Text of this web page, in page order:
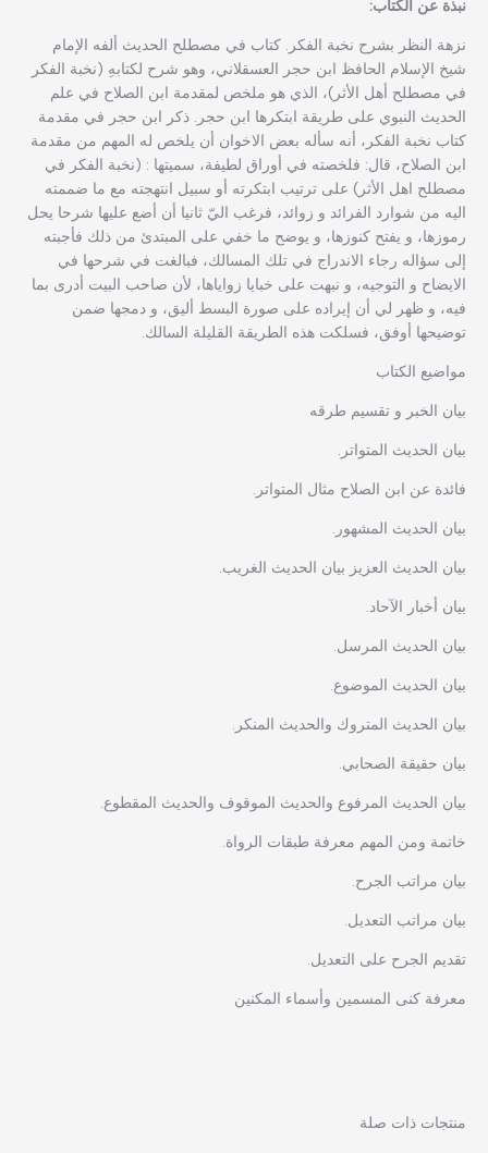
نبذة عن الكتاب:
نزهة النظر بشرح نخبة الفكر. كتاب في مصطلح الحديث ألفه الإمام
شيخ الإسلام الحافظ ابن حجر العسقلاني، وهو شرح لكتابهِ (نخبة الفكر
في مصطلح أهل الأثر)، الذي هو ملخص لمقدمة ابن الصلاح في علم
الحديث النبوي على طريقة ابتكرها ابن حجر. ذكر ابن حجر في مقدمة
كتاب نخبة الفكر، أنه سأله بعض الاخوان أن يلخص له المهم من مقدمة
ابن الصلاح، قال: فلخصته في أوراق لطيفة، سميتها : (نخبة الفكر في
مصطلح اهل الأثر) على ترتيب ابتكرته أو سبيل انتهجته مع ما ضممته
اليه من شوارد الفرائد و زوائد، فرغب اليّ ثانيا أن أضع عليها شرحا يحل
رموزها، و يفتح كنوزها، و يوضح ما خفي على المبتدئ من ذلك فأجبته
إلى سؤاله رجاء الاندراج في تلك المسالك، فبالغت في شرحها في
الايضاح و التوجيه، و نبهت على خبايا زواياها، لأن صاحب البيت أدرى بما
فيه، و ظهر لي أن إيراده على صورة البسط أليق، و دمجها ضمن
توضيحها أوفق، فسلكت هذه الطريقة القليلة السالك.
مواضيع الكتاب
بيان الخبر و تقسيم طرقه
بيان الحديث المتواتر.
فائدة عن ابن الصلاح مثال المتواتر.
بيان الحديث المشهور.
بيان الحديث العزيز بيان الحديث الغريب.
بيان أخبار الآحاد.
بيان الحديث المرسل.
بيان الحديث الموضوع.
بيان الحديث المتروك والحديث المنكر.
بيان حقيقة الصحابي.
بيان الحديث المرفوع والحديث الموقوف والحديث المقطوع.
خاتمة ومن المهم معرفة طبقات الرواة.
بيان مراتب الجرح.
بيان مراتب التعديل.
تقديم الجرح على التعديل.
معرفة كنى المسمين وأسماء المكنين
منتجات ذات صلة